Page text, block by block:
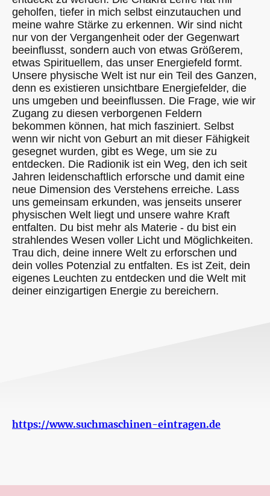
geholfen, tiefer in mich selbst einzutauchen und
meine wahre Stärke zu erkennen. Wir sind nicht
nur von der Vergangenheit oder der Gegenwart
beeinflusst, sondern auch von etwas Größerem,
etwas Spirituellem, das unser Energiefeld formt.
Unsere physische Welt ist nur ein Teil des Ganzen,
denn es existieren unsichtbare Energiefelder, die
uns umgeben und beeinflussen. Die Frage, wie wir
Zugang zu diesen verborgenen Feldern
bekommen können, hat mich fasziniert. Selbst
wenn wir nicht von Geburt an mit dieser Fähigkeit
gesegnet wurden, gibt es Wege, um sie zu
entdecken. Die Radionik ist ein Weg, den ich seit
Jahren leidenschaftlich erforsche und damit eine
neue Dimension des Verstehens erreiche. Lass
uns gemeinsam erkunden, was jenseits unserer
physischen Welt liegt und unsere wahre Kraft
entfalten. Du bist mehr als Materie - du bist ein
strahlendes Wesen voller Licht und Möglichkeiten.
Trau dich, deine innere Welt zu erforschen und
dein volles Potenzial zu entfalten. Es ist Zeit, dein
eigenes Leuchten zu entdecken und die Welt mit
deiner einzigartigen Energie zu bereichern.
https://www.suchmaschinen-eintragen.de